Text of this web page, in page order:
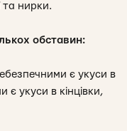
та нирки.
обставин:
є укуси в
укуси в кінцівки,